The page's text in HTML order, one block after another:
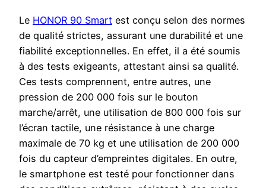
Le HONOR 90 Smart est conçu selon des normes
de qualité strictes, assurant une durabilité et une
fiabilité exceptionnelles. En effet, il a été soumis
à des tests exigeants, attestant ainsi sa qualité.
Ces tests comprennent, entre autres, une
pression de 200 000 fois sur le bouton
marche/arrêt, une utilisation de 800 000 fois sur
l’écran tactile, une résistance à une charge
maximale de 70 kg et une utilisation de 200 000
fois du capteur d’empreintes digitales. En outre,
le smartphone est testé pour fonctionner dans